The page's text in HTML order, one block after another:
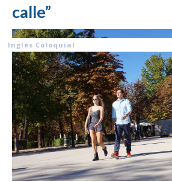
calle”
Inglés Coloquial